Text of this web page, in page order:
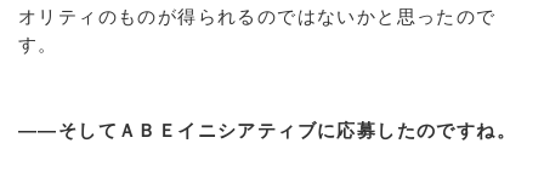
オリティのものが得られるのではないかと思ったので
す。
――そしてＡＢＥイニシアティブに応募したのですね。